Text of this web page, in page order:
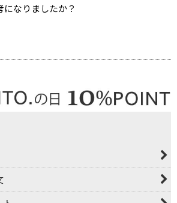
なりましたか？